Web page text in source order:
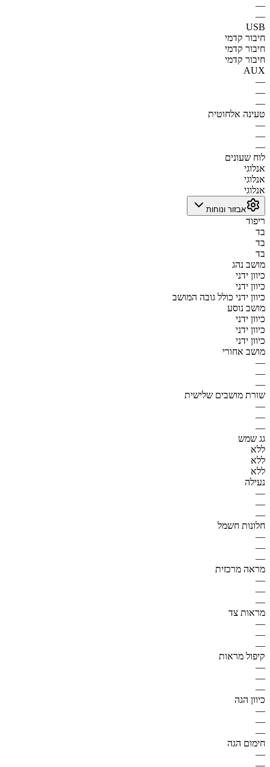
—
—
USB
חיבור קדמי
חיבור קדמי
חיבור קדמי
AUX
—
—
—
טעינה אלחוטית
—
—
—
לוח שעונים
אנלוגי
אנלוגי
אנלוגי
אבזור ונוחות
ריפוד
בד
בד
בד
מושב נהג
כיוון ידני
כיוון ידני
כיוון ידני כולל גובה המושב
מושב נוסע
כיוון ידני
כיוון ידני
כיוון ידני
מושב אחורי
—
—
—
שורת מושבים שלישית
—
—
—
גג שמש
ללא
ללא
ללא
נעילה
—
—
—
חלונות חשמל
—
—
—
מראה מרכזית
—
—
—
מראות צד
—
—
—
קיפול מראות
—
—
—
כיוון הגה
—
—
—
חימום הגה
—
—